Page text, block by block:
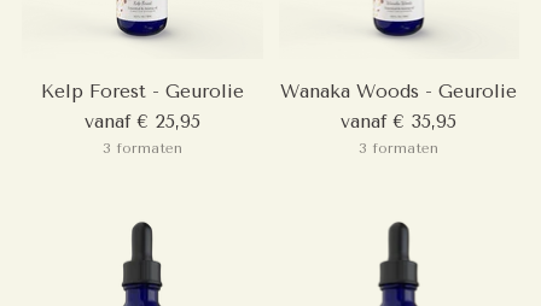
Kelp Forest - Geurolie
vanaf € 25,95
3 formaten
Wanaka Woods - Geurolie
vanaf € 35,95
3 formaten